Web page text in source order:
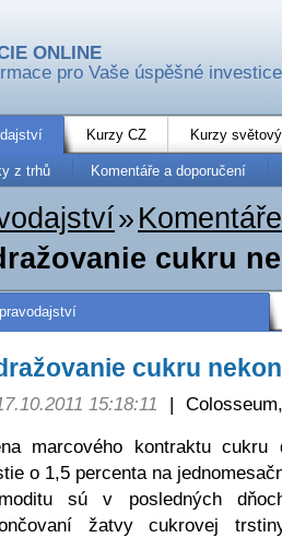
ONLINE
pro Vaše úspěšné investice
Kurzy CZ Kurzy
z trhů Komentáře a doporučení
»
cukru
cukru
15:18:11 |
marcového kontraktu cukru
o 1,5 percenta na
sú v posledných
žatvy cukrovej